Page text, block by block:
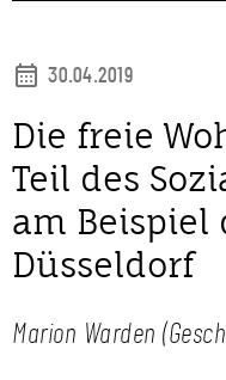
30.04.2019
Die freie
Teil des
am Beispiel
Düsseldorf
Marion Warden